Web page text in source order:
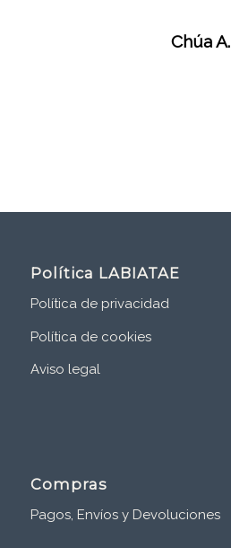
Chúa A.
Política LABIATAE
Política de privacidad
Política de cookies
Aviso legal
Compras
Pagos, Envíos y Devoluciones